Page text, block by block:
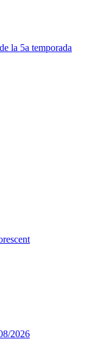
la 5a temporada
2026